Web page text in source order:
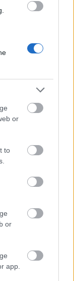
or
to
or
app.
i den gule
54 sekunder
Step. Kevin
nummer tre,
Tobias
Pogacar.